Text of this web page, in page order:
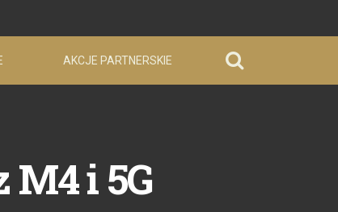
AKCJE PARTNERSKIE
M4 i 5G